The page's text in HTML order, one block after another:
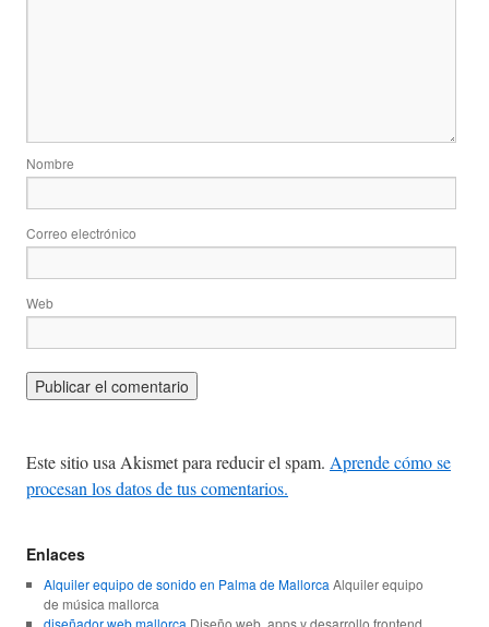
Nombre
Correo electrónico
Web
Este sitio usa Akismet para reducir el spam. Aprende cómo se
procesan los datos de tus comentarios.
Enlaces
Alquiler equipo de sonido en Palma de Mallorca Alquiler equipo
de música mallorca